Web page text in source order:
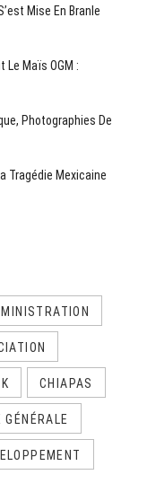
Mise En Branle
Le Maïs OGM :
Photographies De
Tragédie Mexicaine
CHIAPAS
GÉNÉRALE